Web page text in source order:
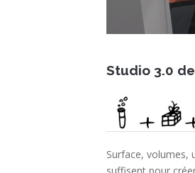
Studio 3.0
Surface, volumes,